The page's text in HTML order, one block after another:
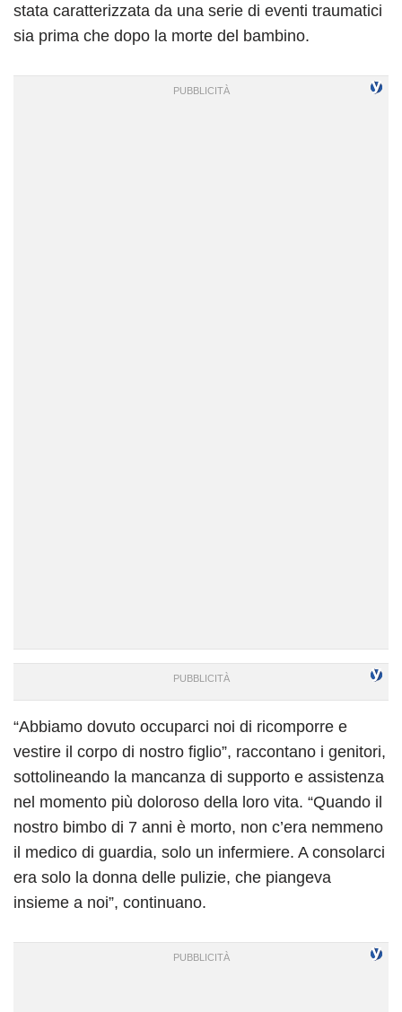
stata caratterizzata da una serie di eventi traumatici
sia prima che dopo la morte del bambino.
“Abbiamo dovuto occuparci noi di ricomporre e
vestire il corpo di nostro figlio”, raccontano i genitori,
sottolineando la mancanza di supporto e assistenza
nel momento più doloroso della loro vita. “Quando il
nostro bimbo di 7 anni è morto, non c’era nemmeno
il medico di guardia, solo un infermiere. A consolarci
era solo la donna delle pulizie, che piangeva
insieme a noi”, continuano.